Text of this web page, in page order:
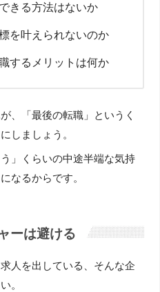
きる方法はないか
を叶えられないのか
するメリットは何か
、「最後の転職」というく
しましょう。
」くらいの中途半端な気持
なるからです。
ーは避ける
人を出している、そんな企
。